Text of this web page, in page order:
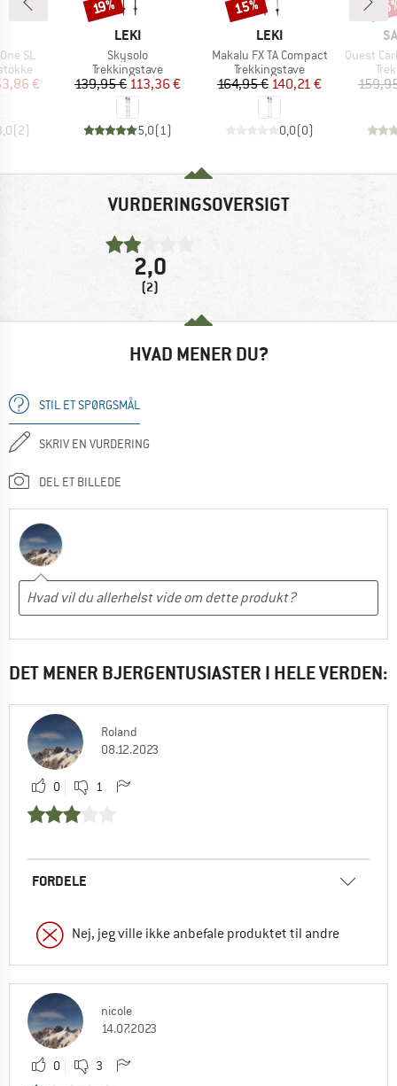
SL
pris
€
(2)
MÆRKE
LEKI
Artikel
Skysolo
Produktgruppe
Trekkingstave
Pris
139,95 €Nedsat pris
113,36 €
5,0(1)
19%
MÆRKE
LEKI
Artikel
Makalu FX TA Compact
Produktgruppe
Trekkingstave
Pris
164,95 €Nedsat pris
140,21 €
0,0(0)
15%
Artikel
Quest
VURDERINGSOVERSIGT
2,0
(2)
HVAD MENER DU?
STIL ET SPØRGSMÅL
SKRIV EN VURDERING
DEL ET BILLEDE
DET MENER BJERGENTUSIASTER I HELE VERDEN:
Roland
08.12.2023
0 1
FORDELE
Nej, jeg ville ikke anbefale produktet til andre
nicole
14.07.2023
0 3